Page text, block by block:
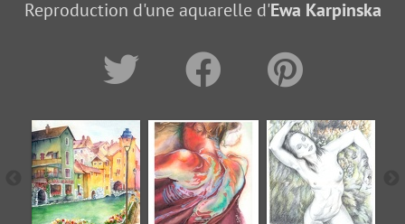
Reproduction d'une aquarelle d'Ewa Karpinska